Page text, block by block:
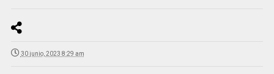
30 junio, 2023 8:29 am